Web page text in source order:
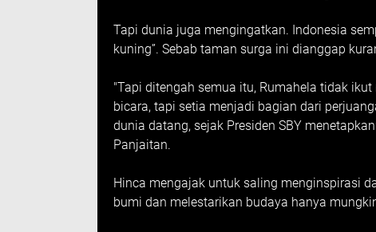
Tapi dunia juga mengingatkan. Indonesia
kuning”. Sebab taman surga ini dianggap
"Tapi ditengah semua itu, Rumahela tidak
bicara, tapi setia menjadi bagian dari
dunia datang, sejak Presiden SBY
Panjaitan.
Hinca mengajak untuk saling menginspirasi
bumi dan melestarikan budaya hanya